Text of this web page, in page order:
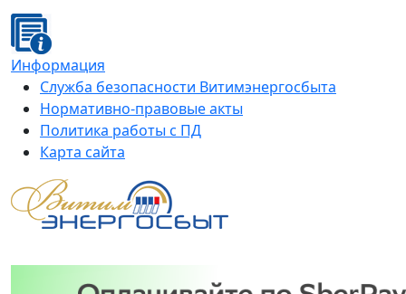
Информация
Служба безопасности Витимэнергосбыта
Нормативно-правовые акты
Политика работы с ПД
Карта сайта